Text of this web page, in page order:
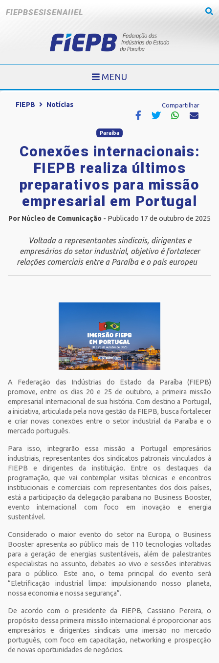
FIEPBSESISENAIIEL
MENU
FIEPB Notícias Compartilhar
Paraíba
Conexões internacionais:
FIEPB realiza últimos
preparativos para missão
empresarial em Portugal
Por Núcleo de Comunicação - Publicado 17 de outubro de 2025
Voltada a representantes sindicais, dirigentes e
empresários do setor industrial, objetivo é fortalecer
relações comerciais entre a Paraíba e o país europeu
A Federação das Indústrias do Estado da Paraíba (FIEPB)
promove, entre os dias 20 e 25 de outubro, a primeira missão
empresarial internacional de sua história. Com destino a Portugal,
a iniciativa, articulada pela nova gestão da FIEPB, busca fortalecer
e criar novas conexões entre o setor industrial da Paraíba e o
mercado português.
Para isso, integrarão essa missão a Portugal empresários
industriais, representantes dos sindicatos patronais vinculados à
FIEPB e dirigentes da instituição. Entre os destaques da
programação, que vai contemplar visitas técnicas e encontros
institucionais e comerciais com representantes dos dois países,
está a participação da delegação paraibana no Business Booster,
evento internacional com foco em inovação e energia
sustentável.
Considerado o maior evento do setor na Europa, o Business
Booster apresenta ao público mais de 110 tecnologias voltadas
para a geração de energias sustentáveis, além de palestrantes
especialistas no assunto, debates ao vivo e sessões interativas
para o público. Este ano, o tema principal do evento será
“Eletrificação industrial limpa: impulsionando nosso planeta,
nossa economia e nossa segurança”.
De acordo com o presidente da FIEPB, Cassiano Pereira, o
propósito dessa primeira missão internacional é proporcionar aos
empresários e dirigentes sindicais uma imersão no mercado
português, com foco em capacitação, networking e prospecção
de novas oportunidades de negócios.